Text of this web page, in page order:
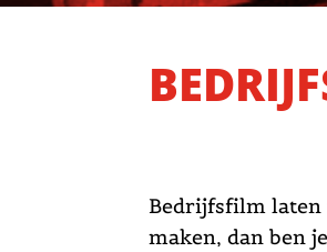
Bedrijfsfilm laten
maken, dan ben